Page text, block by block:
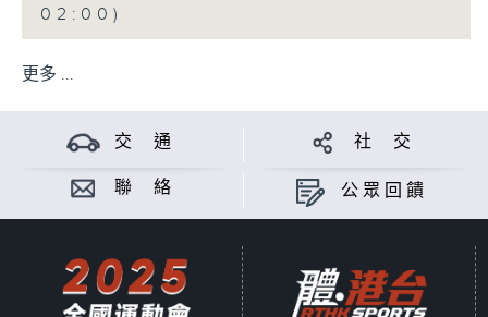
02:00)
更多 ...
交 通 社 交
聯 絡 公眾回饋